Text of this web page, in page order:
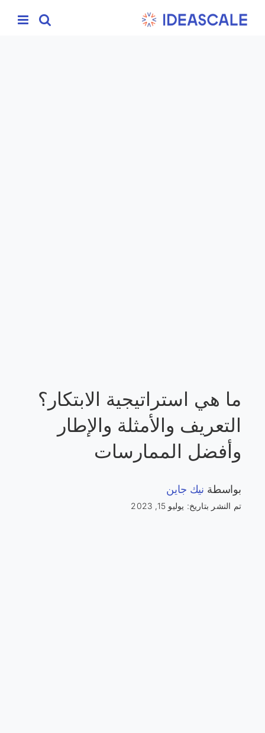
ما هي استراتيجية الابتكار؟
التعريف والأمثلة والإطار
وأفضل الممارسات
بواسطة نيك جاين
تم النشر بتاريخ: يوليو 15, 2023